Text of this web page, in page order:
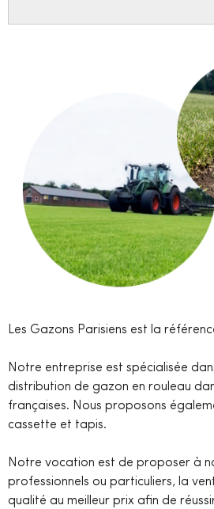
Les Gazons Parisiens est la
Notre entreprise est spécialisée
distribution de gazon en rouleau
françaises. Nous proposons
cassette et tapis.
Notre vocation est de proposer à
professionnels ou particuliers, la
qualité au meilleur prix afin de